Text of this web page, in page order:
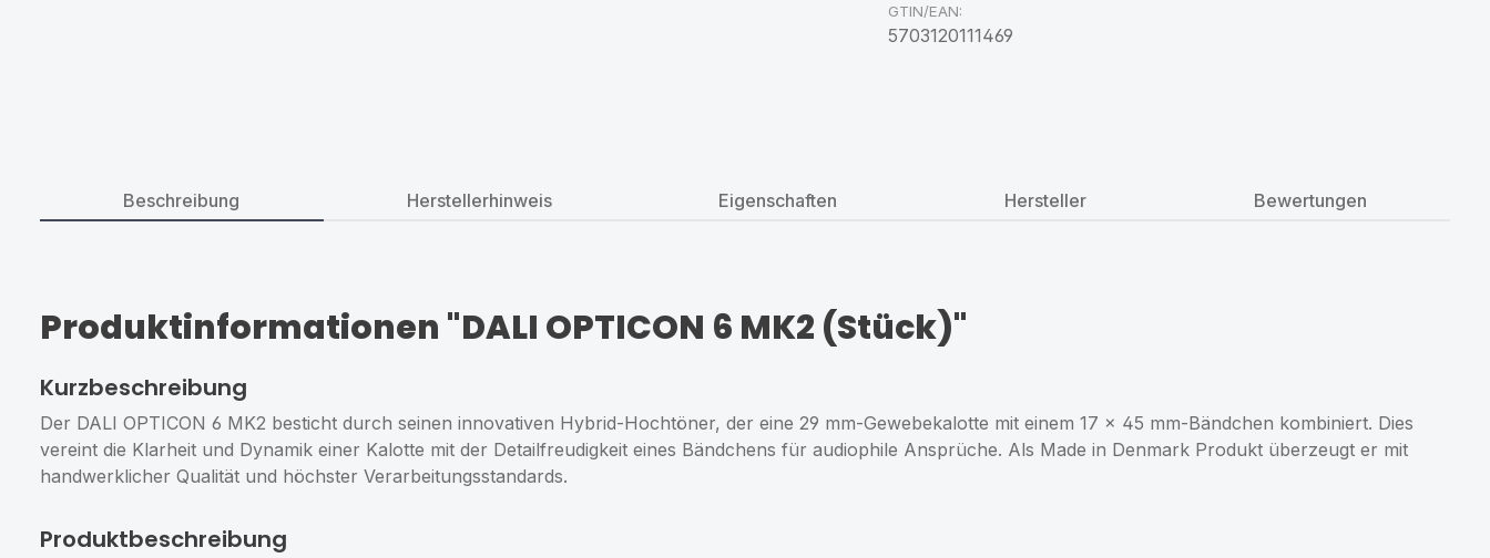
GTIN/EAN:
5703120111469
Beschreibung Herstellerhinweis Eigenschaften Hersteller Bewertungen
Produktinformationen "DALI OPTICON 6 MK2 (Stück)"
Kurzbeschreibung
Der DALI OPTICON 6 MK2 besticht durch seinen innovativen Hybrid-Hochtöner, der eine 29 mm-Gewebekalotte mit einem 17 × 45 mm-Bändchen kombiniert. Dies
vereint die Klarheit und Dynamik einer Kalotte mit der Detailfreudigkeit eines Bändchens für audiophile Ansprüche. Als Made in Denmark Produkt überzeugt er mit
handwerklicher Qualität und höchster Verarbeitungsstandards.
Produktbeschreibung